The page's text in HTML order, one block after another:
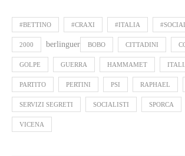
#BETTINO #CRAXI #ITALIA
2000 berlinguer BOBO CITTADINI
GOLPE GUERRA HAMMAMET
PARTITO PERTINI PSI RAPHAEL
SERVIZI SEGRETI SOCIALISTI SPORCA
VICENA